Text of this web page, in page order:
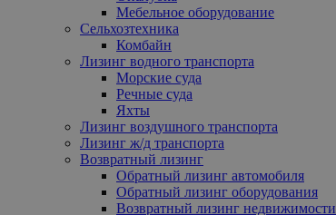
Мебельное оборудование
Сельхозтехника
Комбайн
Лизинг водного транспорта
Морские суда
Речные суда
Яхты
Лизинг воздушного транспорта
Лизинг ж/д транспорта
Возвратный лизинг
Обратный лизинг автомобиля
Обратный лизинг оборудования
Возвратный лизинг недвижимости